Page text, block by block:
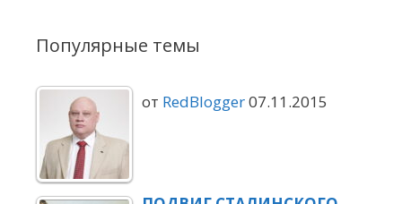
Популярные темы
от RedBlogger07.11.2015